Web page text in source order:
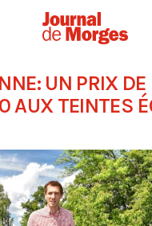
UN PRIX DE
AUX TEINTES